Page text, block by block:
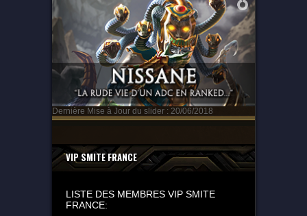
Dernière Mise à Jour du slider : 20/06/2018
VIP SMITE FRANCE
LISTE DES MEMBRES VIP SMITE
FRANCE: